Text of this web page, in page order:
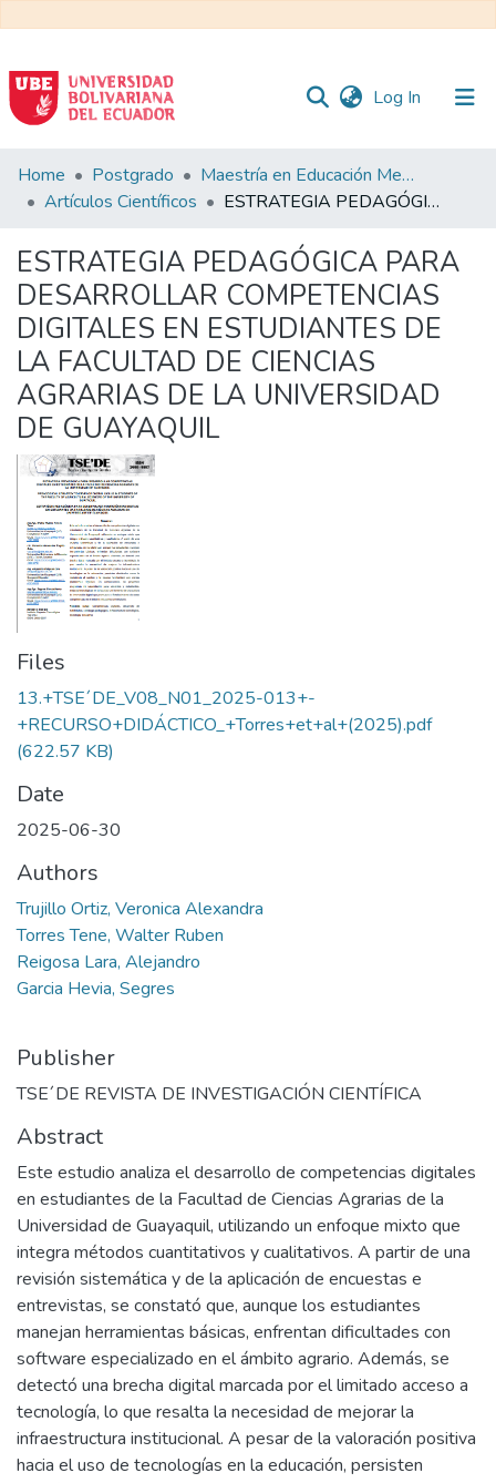
Log In (current)
Communities
&
All of DSpace
Statistics
Home Postgrado
Maestría en Educación Mención en Pedagogía en Entornos Digitales
Artículos Científicos
ESTRATEGIA PEDAGÓGICA PARA DESARROLLAR COMPETENCIAS DIGITALES EN ESTUDIANTES DE LA FACULTAD DE CIENCIAS AGRARIAS DE LA UNIVERSIDAD DE GUAYAQUIL
ESTRATEGIA PEDAGÓGICA PARA
DESARROLLAR COMPETENCIAS
DIGITALES EN ESTUDIANTES DE
LA FACULTAD DE CIENCIAS
AGRARIAS DE LA UNIVERSIDAD
DE GUAYAQUIL
Files
13.+TSE´DE_V08_N01_2025-013+-
+RECURSO+DIDÁCTICO_+Torres+et+al+(2025).pdf
(622.57 KB)
Date
2025-06-30
Authors
Trujillo Ortiz, Veronica Alexandra
Torres Tene, Walter Ruben
Reigosa Lara, Alejandro
Garcia Hevia, Segres
Publisher
TSE´DE REVISTA DE INVESTIGACIÓN CIENTÍFICA
Abstract
Este estudio analiza el desarrollo de competencias digitales
en estudiantes de la Facultad de Ciencias Agrarias de la
Universidad de Guayaquil, utilizando un enfoque mixto que
integra métodos cuantitativos y cualitativos. A partir de una
revisión sistemática y de la aplicación de encuestas e
entrevistas, se constató que, aunque los estudiantes
manejan herramientas básicas, enfrentan dificultades con
software especializado en el ámbito agrario. Además, se
detectó una brecha digital marcada por el limitado acceso a
tecnología, lo que resalta la necesidad de mejorar la
infraestructura institucional. A pesar de la valoración positiva
hacia el uso de tecnologías en la educación, persisten